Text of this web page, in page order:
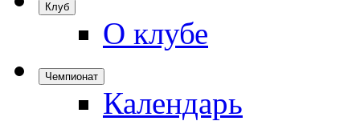
Клуб
О клубе
Чемпионат
Календарь